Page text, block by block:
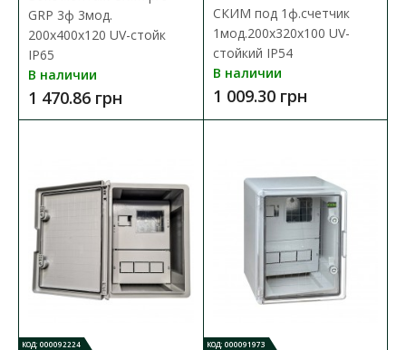
GRP 3ф 3мод.
200х400х120 UV-стойк
IP65
В наличии
1 470.86 грн
СКИМ под 1ф.счетчик
1мод.200х320х100 UV-
стойкий IP54
В наличии
1 009.30 грн
КОД: 000092224 КОД: 000091973